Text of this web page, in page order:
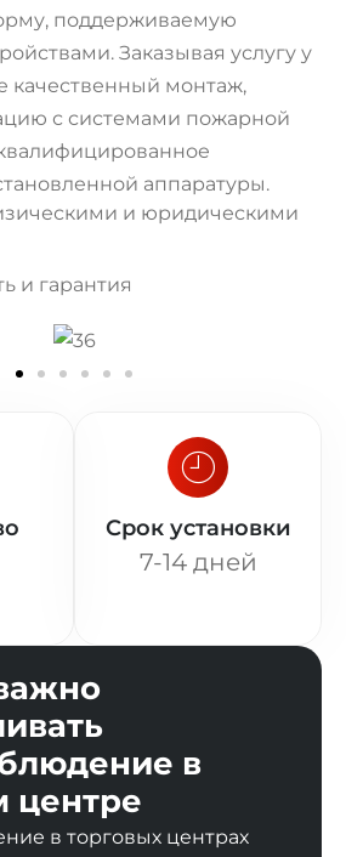
поддерживаемую
Заказывая услугу у
качественный монтаж,
с системами пожарной
аппаратуры.
и юридическими
и гарантия
Срок установки
7-14 дней
в
центре
в торговых центрах